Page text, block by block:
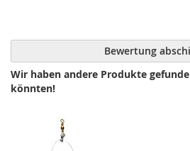
Bewertung
Wir haben andere Produkte
könnten!